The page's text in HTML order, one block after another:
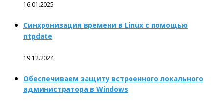
16.01.2025
Синхронизация времени в Linux с помощью
ntpdate
19.12.2024
Обеспечиваем защиту встроенного локального
администратора в Windows